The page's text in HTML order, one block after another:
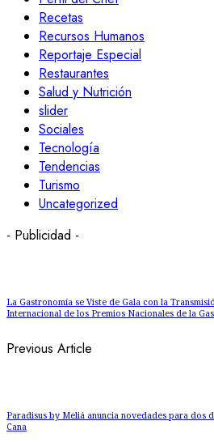
Recetas
Recursos Humanos
Reportaje Especial
Restaurantes
Salud y Nutrición
slider
Sociales
Tecnología
Tendencias
Turismo
Uncategorized
- Publicidad -
La Gastronomía se Viste de Gala con la
Internacional de los Premios Nacionales de la
Previous Article
Paradisus by Meliá anuncia novedades para dos
Cana